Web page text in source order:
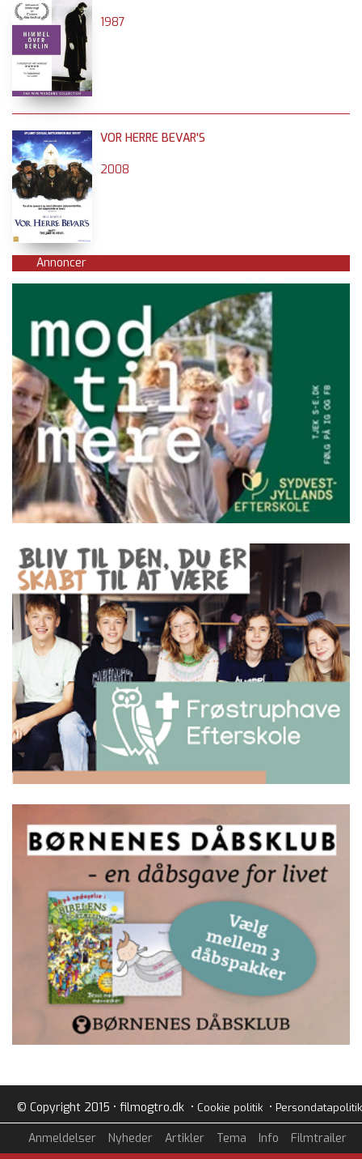
1987
VOR HERRE BEVAR'S
2008
Annoncer
© Copyright 2015 • filmogtro.dk • Cookie politik• Persondatapolitik
Anmeldelser Nyheder Artikler Tema Info Filmtrailer